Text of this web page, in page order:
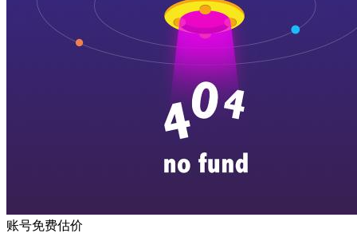
账号免费估价